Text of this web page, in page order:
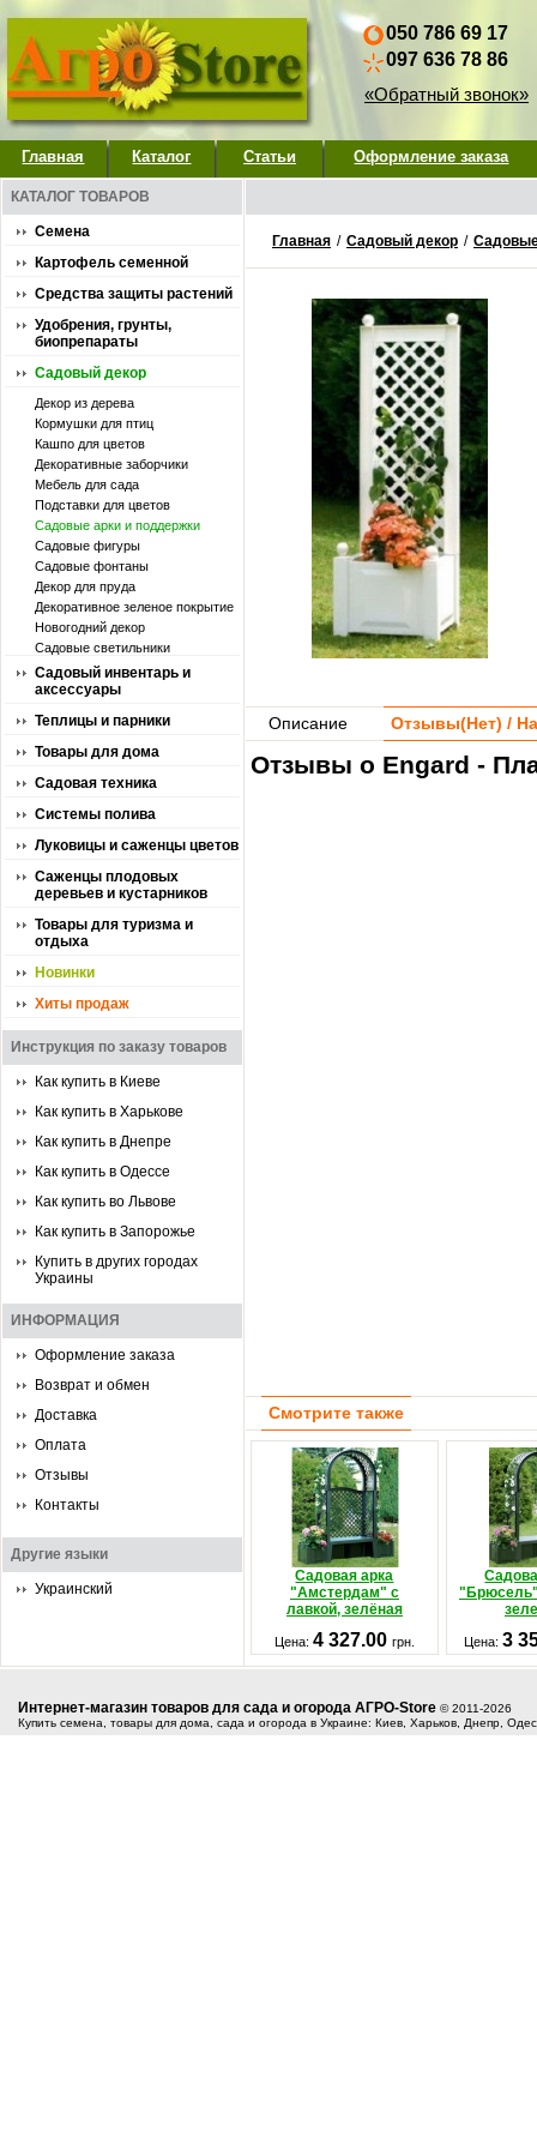
050 786 69 17
097 636 78 86
«Обратный звонок»
Главная Каталог Статьи Оформление заказа
КАТАЛОГ ТОВАРОВ
Семена
Картофель семенной
Средства защиты растений
Удобрения, грунты,
биопрепараты
Садовый декор
Декор из дерева
Кормушки для птиц
Кашпо для цветов
Декоративные заборчики
Мебель для сада
Подставки для цветов
Садовые арки и поддержки
Садовые фигуры
Садовые фонтаны
Декор для пруда
Декоративное зеленое покрытие
Новогодний декор
Садовые светильники
Садовый инвентарь и
аксессуары
Теплицы и парники
Товары для дома
Садовая техника
Системы полива
Луковицы и саженцы цветов
Саженцы плодовых
деревьев и кустарников
Товары для туризма и
отдыха
Новинки
Хиты продаж
Инструкция по заказу товаров
Как купить в Киеве
Как купить в Харькове
Как купить в Днепре
Как купить в Одессе
Как купить во Львове
Как купить в Запорожье
Купить в других городах
Украины
ИНФОРМАЦИЯ
Оформление заказа
Возврат и обмен
Доставка
Оплата
Отзывы
Контакты
Другие языки
Украинский
Главная / Садовый декор /
Описание Отзывы(Нет) /
Отзывы о Engard -
Смотрите также
Садовая арка
"Амстердам" с
лавкой, зелёная
Цена: 4 327.00 грн. Цена: 3
Интернет-магазин товаров для сада и огорода АГРО-Store © 2011-2026
Купить семена, товары для дома, сада и огорода в Украине: Киев, Харьков, Днепр,